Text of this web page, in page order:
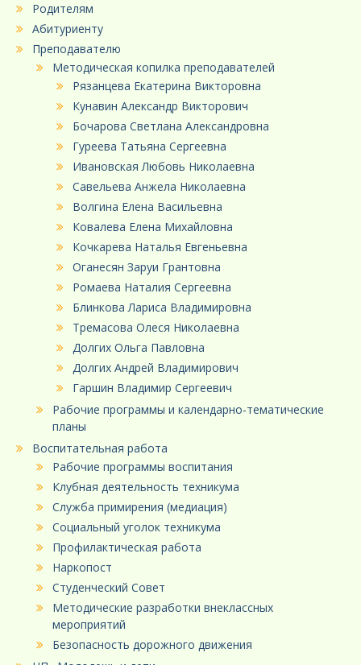
Родителям
Абитуриенту
Преподавателю
Методическая копилка преподавателей
Рязанцева Екатерина Викторовна
Кунавин Александр Викторович
Бочарова Светлана Александровна
Гуреева Татьяна Сергеевна
Ивановская Любовь Николаевна
Савельева Анжела Николаевна
Волгина Елена Васильевна
Ковалева Елена Михайловна
Кочкарева Наталья Евгеньевна
Оганесян Заруи Грантовна
Ромаева Наталия Сергеевна
Блинкова Лариса Владимировна
Тремасова Олеся Николаевна
Долгих Ольга Павловна
Долгих Андрей Владимирович
Гаршин Владимир Сергеевич
Рабочие программы и календарно-тематические
планы
Воспитательная работа
Рабочие программы воспитания
Клубная деятельность техникума
Служба примирения (медиация)
Социальный уголок техникума
Профилактическая работа
Наркопост
Студенческий Совет
Методические разработки внеклассных
мероприятий
Безопасность дорожного движения